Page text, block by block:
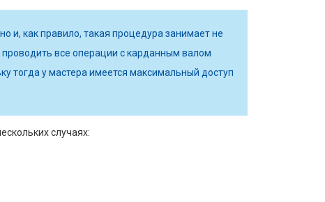
и, как правило, такая процедура занимает не
все операции с карданным валом
тогда у мастера имеется максимальный доступ
случаях: